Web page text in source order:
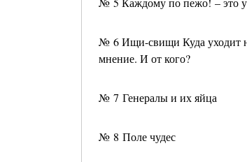
№ 6 Ищи-свищи Куда уходит
мнение. И от кого?
№ 7 Генералы и их яйца
№ 8 Поле чудес